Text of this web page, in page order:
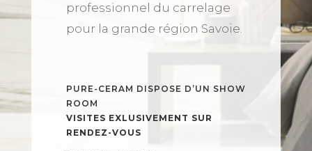
professionnel du carrelage
pour la grande région Savoie.
PURE-CERAM DISPOSE D’UN SHOW
ROOM
VISITES EXLUSIVEMENT SUR
RENDEZ-VOUS